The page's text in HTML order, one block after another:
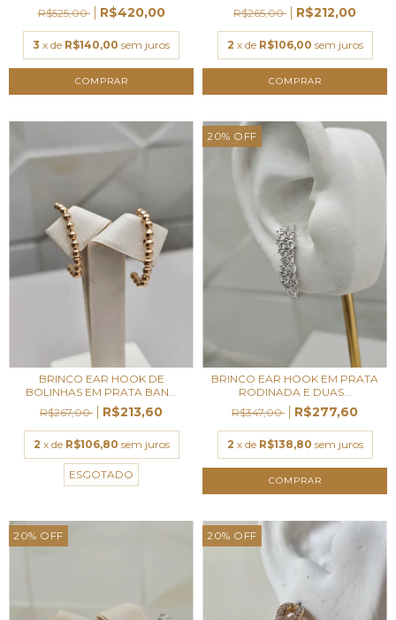
R$525,00
R$420,00
3 x de R$140,00 sem juros
R$265,00
R$212,00
2 x de R$106,00 sem juros
BRINCO EAR HOOK DE
BOLINHAS EM PRATA BAN...
R$267,00
R$213,60
2 x de R$106,80 sem juros
ESGOTADO
20% OFF
BRINCO EAR HOOK EM PRATA
RODINADA E DUAS...
R$347,00
R$277,60
2 x de R$138,80 sem juros
20% OFF 20% OFF